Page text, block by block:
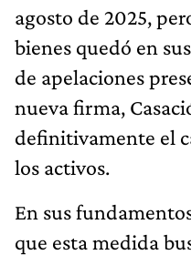
agosto de 2025,
bienes quedó en
de apelaciones
nueva firma,
definitivamente el
los activos.
En sus
que esta medida